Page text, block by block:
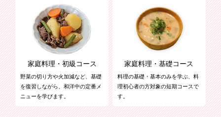
家庭料理・初級コース
野菜の切り方や火加減など、基礎
を復習しながら、和洋中の定番メ
ニューを学びます。
家庭料理・基礎コース
料理の基礎・基本のみを学ぶ、料
理初心者の方対象の短期コースで
す。